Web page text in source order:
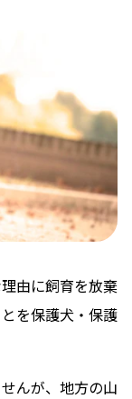
由に飼育を放棄
を保護犬・保護
んが、地方の山